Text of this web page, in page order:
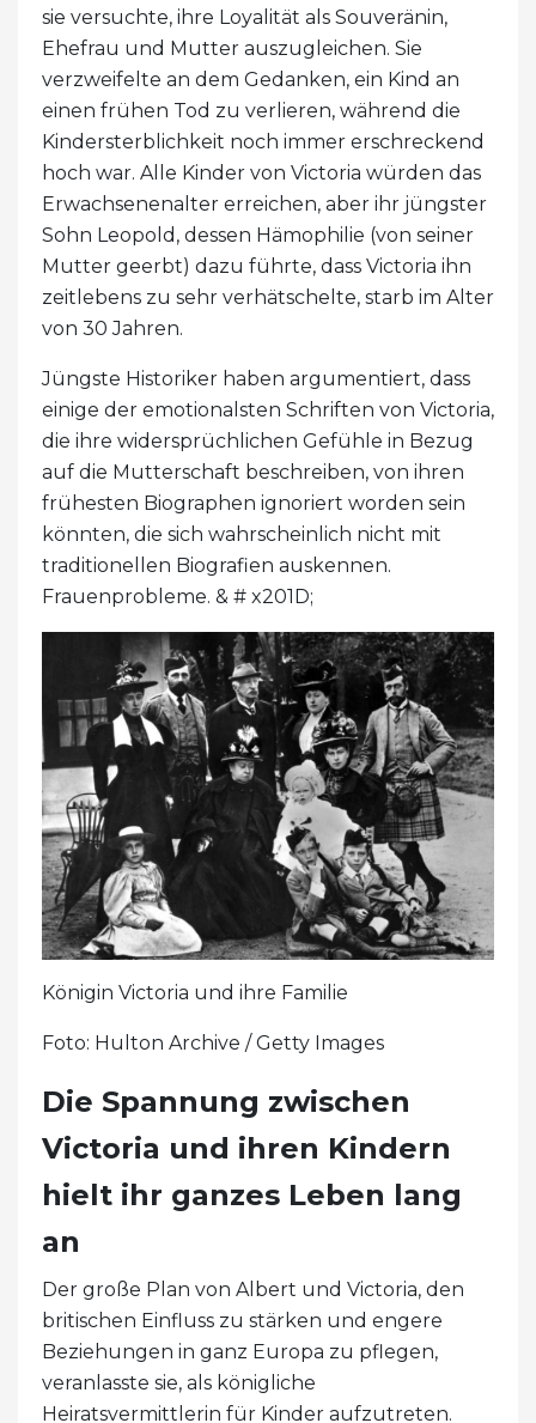
sie versuchte, ihre Loyalität als Souveränin,
Ehefrau und Mutter auszugleichen. Sie
verzweifelte an dem Gedanken, ein Kind an
einen frühen Tod zu verlieren, während die
Kindersterblichkeit noch immer erschreckend
hoch war. Alle Kinder von Victoria würden das
Erwachsenenalter erreichen, aber ihr jüngster
Sohn Leopold, dessen Hämophilie (von seiner
Mutter geerbt) dazu führte, dass Victoria ihn
zeitlebens zu sehr verhätschelte, starb im Alter
von 30 Jahren.
Jüngste Historiker haben argumentiert, dass
einige der emotionalsten Schriften von Victoria,
die ihre widersprüchlichen Gefühle in Bezug
auf die Mutterschaft beschreiben, von ihren
frühesten Biographen ignoriert worden sein
könnten, die sich wahrscheinlich nicht mit
traditionellen Biografien auskennen.
Frauenprobleme. & # x201D;
Königin Victoria und ihre Familie
Foto: Hulton Archive / Getty Images
Die Spannung zwischen
Victoria und ihren Kindern
hielt ihr ganzes Leben lang
an
Der große Plan von Albert und Victoria, den
britischen Einfluss zu stärken und engere
Beziehungen in ganz Europa zu pflegen,
veranlasste sie, als königliche
Heiratsvermittlerin für Kinder aufzutreten.